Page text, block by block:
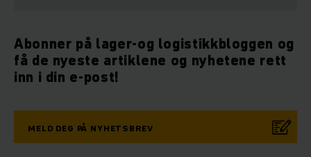
Abonner på lager-og logistikkbloggen og
få de nyeste artiklene og nyhetene rett
inn i din e-post!
MELD DEG PÅ NYHETSBREV